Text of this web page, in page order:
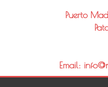
Puerto
Email: